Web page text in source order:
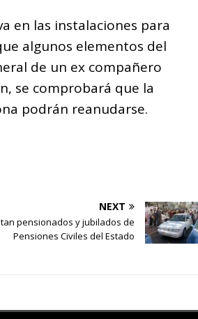
en las instalaciones para
algunos elementos del
de un ex compañero
se comprobará que la
podrán reanudarse.
NEXT
pensionados y jubilados de
Pensiones Civiles del Estado